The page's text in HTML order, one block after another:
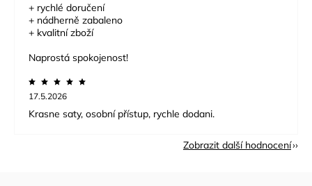
+ rychlé doručení
+ nádherně zabaleno
+ kvalitní zboží
Naprostá spokojenost!
17.5.2026
Krasne saty, osobní přístup, rychle dodani.
Zobrazit další hodnocení